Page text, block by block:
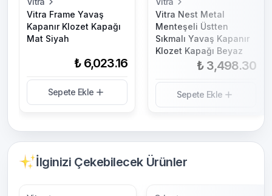
Vitra Frame Yavaş
Kapanır Klozet Kapağı
Mat Siyah
₺ 6,023.16
Sepete Ekle
Vitra Nest Metal
Menteşeli Üstten
Sıkmalı Yavaş Kapanır
Klozet Kapağı Beyaz
₺ 3,498.30
Sepete Ekle
İlginizi Çekebilecek Ürünler